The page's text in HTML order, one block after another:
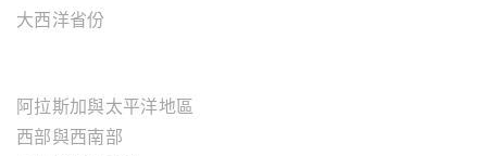
大西洋省份
阿拉斯加與太平洋地區
西部與西南部